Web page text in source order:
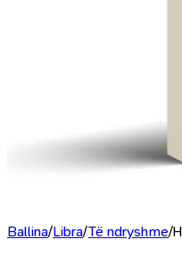
Ballina/Libra/Të ndryshme/